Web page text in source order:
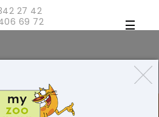
27 42
69 72
ДЛЯ КІШОК
БЛОГ
ТОВАРІВ 0 (0 ГРН)